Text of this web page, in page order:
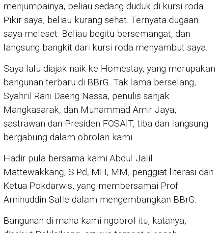
menjumpainya, beliau sedang duduk di kursi roda.
Pikir saya, beliau kurang sehat. Ternyata dugaan
saya meleset. Beliau begitu bersemangat, dan
langsung bangkit dari kursi roda menyambut saya.
Saya lalu diajak naik ke Homestay, yang merupakan
bangunan terbaru di BBrG. Tak lama berselang,
Syahril Rani Daeng Nassa, penulis sanjak
Mangkasarak, dan Muhammad Amir Jaya,
sastrawan dan Presiden FOSAIT, tiba dan langsung
bergabung dalam obrolan kami.
Hadir pula bersama kami Abdul Jalil
Mattewakkang, S.Pd, MH, MM, penggiat literasi dan
Ketua Pokdarwis, yang membersamai Prof.
Aminuddin Salle dalam mengembangkan BBrG.
Bangunan di mana kami ngobrol itu, katanya,